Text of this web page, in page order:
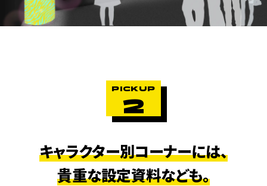
PICKUP
2
キャラクター別コーナーには、
貴重な設定資料なども。